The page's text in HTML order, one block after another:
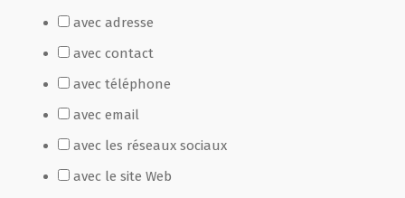
avec adresse
avec contact
avec téléphone
avec email
avec les réseaux sociaux
avec le site Web
Fête Marché Paysan
Partenaires